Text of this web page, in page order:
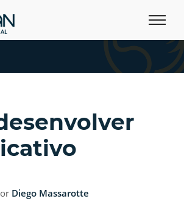
Diego Massarotte